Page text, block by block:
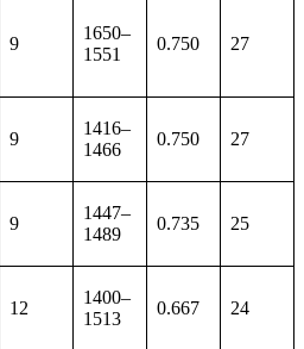
9
1650–
1551
0.750 27
9
1416–
1466
0.750 27
9
1447–
1489
0.735 25
12
1400–
1513
0.667 24